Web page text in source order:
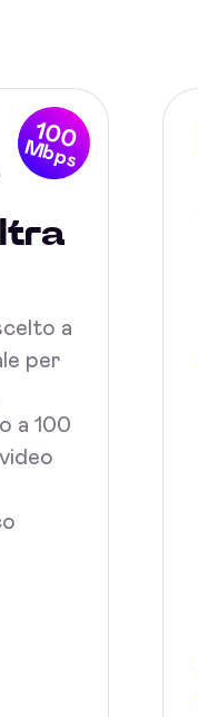
100
Mbps
a
per
a 100